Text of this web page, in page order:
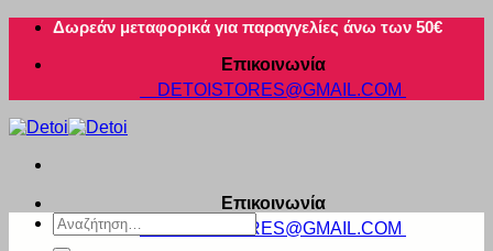
Μετάβαση
περιεχόμενο
Δωρεάν μεταφορικά για παραγγελίες άνω των 50€
Επικοινωνία
DETOISTORES@GMAIL.COM
Επικοινωνία
DETOISTORES@GMAIL.COM
Αναζήτηση
για: